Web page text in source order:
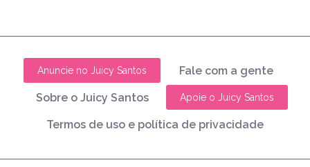
Anuncie no Juicy Santos Fale com a gente
Sobre o Juicy Santos Apoie o Juicy Santos
Termos de uso e política de privacidade